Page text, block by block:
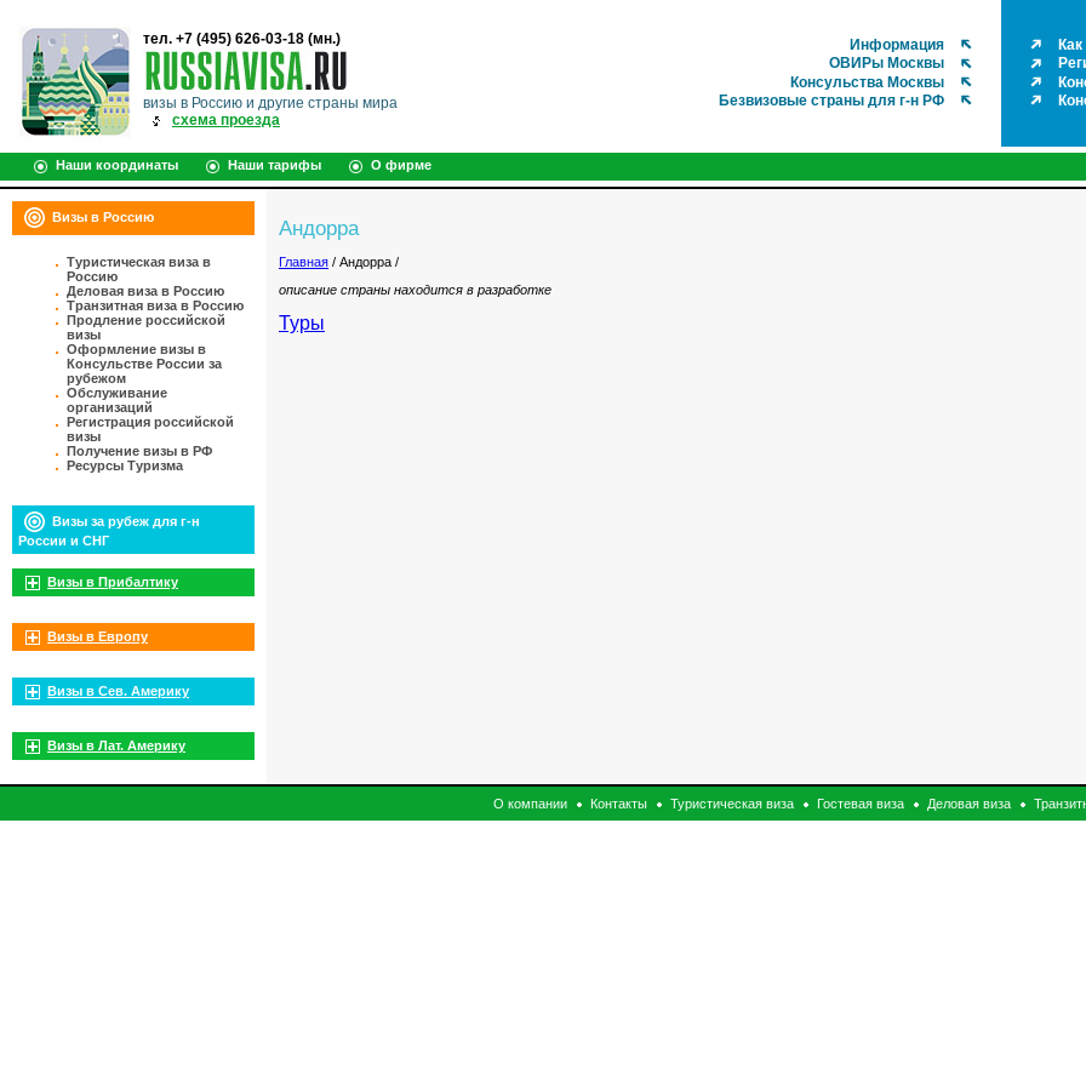
тел. +7 (495) 626-03-18 (мн.)
визы в Россию и другие страны мира
схема проезда
Информация
ОВИРы Москвы
Консульства Москвы
Безвизовые страны для г-н РФ
Наши координаты Наши тарифы О фирме
Визы в Россию
Туристическая виза в
Россию
Деловая виза в Россию
Транзитная виза в Россию
Продление российской
визы
Оформление визы в
Консульстве России за
рубежом
Обслуживание
организаций
Регистрация российской
визы
Получение визы в РФ
Ресурсы Туризма
Визы за рубеж для г-н
России и СНГ
Визы в Прибалтику
Визы в Европу
Визы в Сев. Америку
Визы в Лат. Америку
Андорра
Главная / Андорра /
описание страны находится в разработке
Туры
О компании Контакты Туристическая виза Гостевая виза Деловая виза